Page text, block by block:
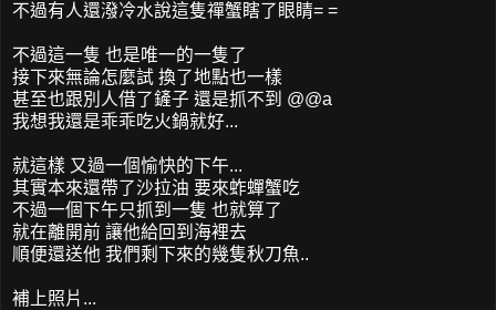
不過有人還潑冷水說這隻禪蟹瞎了眼睛= =
不過這一隻 也是唯一的一隻了
接下來無論怎麼試 換了地點也一樣
甚至也跟別人借了鏟子 還是抓不到 @@a
我想我還是乖乖吃火鍋就好...
就這樣 又過一個愉快的下午...
其實本來還帶了沙拉油 要來蚱蟬蟹吃
不過一個下午只抓到一隻 也就算了
就在離開前 讓他給回到海裡去
順便還送他 我們剩下來的幾隻秋刀魚..
補上照片...